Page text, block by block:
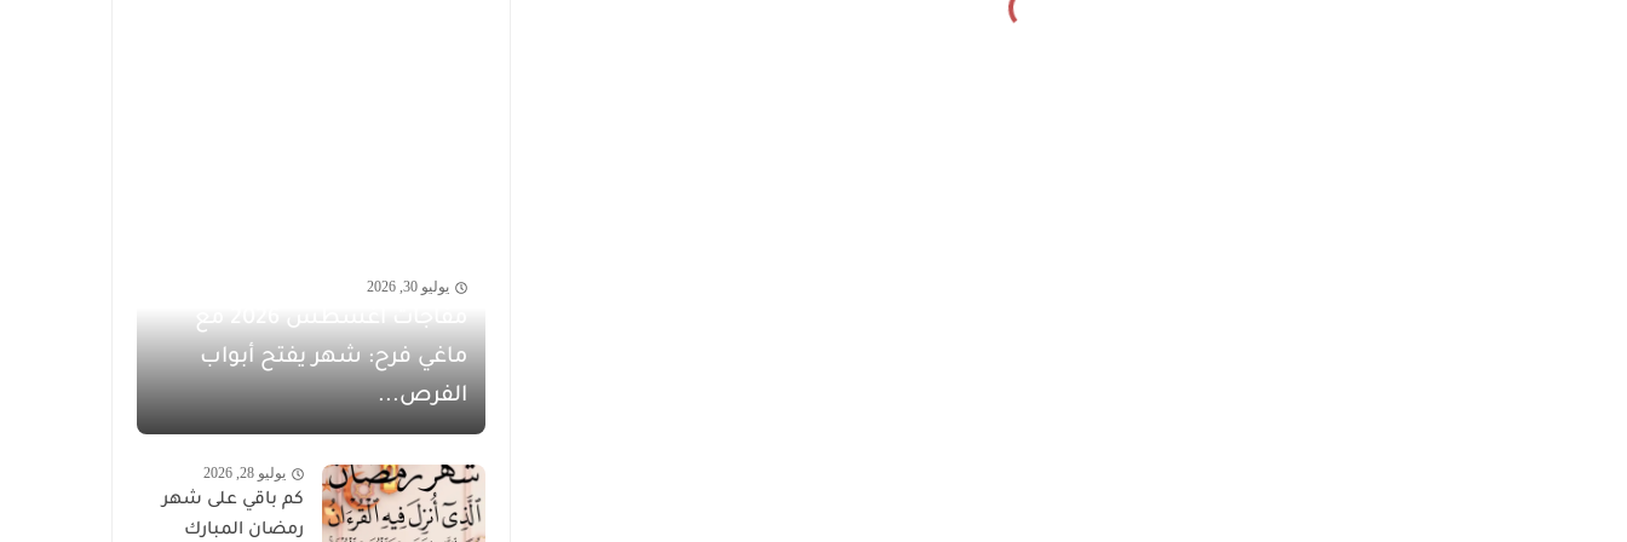
يوليو 30, 2026
مفاجآت أغسطس 2026 مع
ماغي فرح: شهر يفتح أبواب
الفرص...
يوليو 28, 2026
كم باقي على شهر
رمضان المبارك